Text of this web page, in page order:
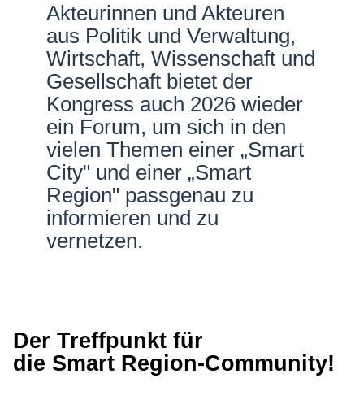
Netzwerke
Akteurinnen und Akteuren
aus Politik und Verwaltung,
Wirtschaft, Wissenschaft und
Gesellschaft bietet der
Kongress auch 2026 wieder
ein Forum, um sich in den
vielen Themen einer „Smart
City" und einer „Smart
Region" passgenau zu
informieren und zu
vernetzen.
Der Treffpunkt für
die Smart Region-Community!